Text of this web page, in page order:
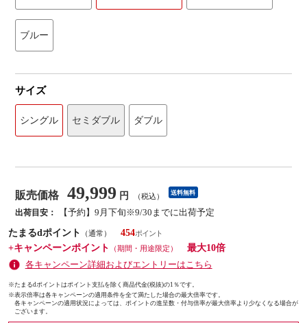
ブルー
サイズ
シングル セミダブル ダブル
販売価格 49,999 円 （税込） 送料無料
出荷目安：
【予約】9月下旬※9/30までに出荷予定
たまるdポイント
（通常）
454
+キャンペーンポイント
（期間・用途限定）
最大10倍
各キャンペーン詳細およびエントリーはこちら
※たまるdポイントはポイント支払を除く商品代金(税抜)の1％です。
※表示倍率は各キャンペーンの適用条件を全て満たした場合の最大倍率です。
各キャンペーンの適用状況によっては、ポイントの進呈数・付与倍率が最大倍率より少なくなる場合が
ございます。